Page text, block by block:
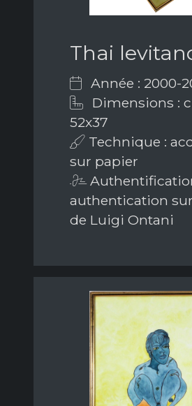
Thai
Année : 2000-
Dimensions :
52x37
Technique :
sur papier
authentication
de Luigi Ontani